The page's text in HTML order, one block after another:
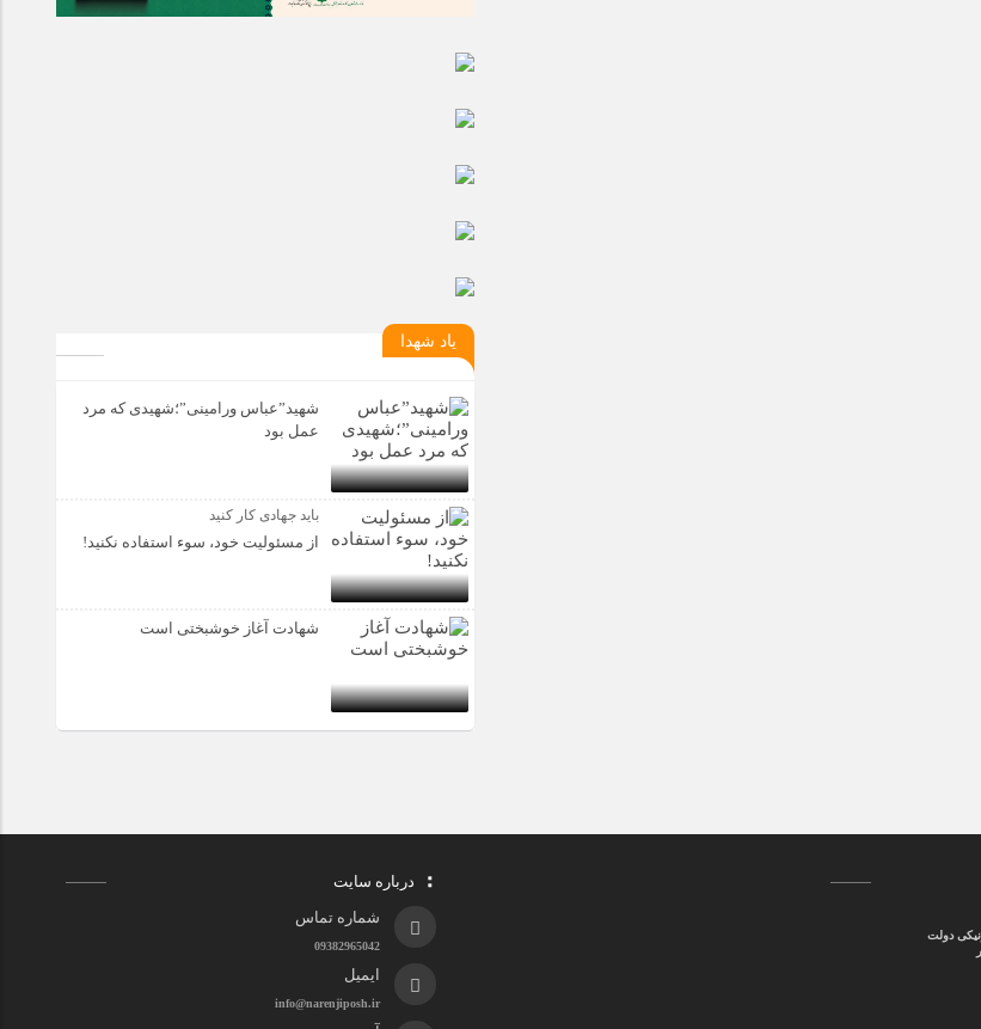
یاد شهدا
شهید”عباس ورامینی”؛شهیدی که مرد
عمل بود
باید جهادی کار کنید
از مسئولیت خود، سوء استفاده نکنید!
شهادت آغاز خوشبختی است
دولت
درباره سایت
شماره تماس
09382965042
ایمیل
info@narenjiposh.ir